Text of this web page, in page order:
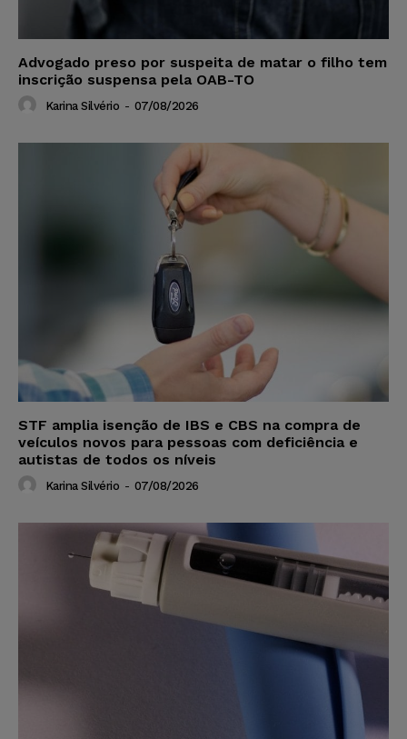
Advogado preso por suspeita de matar o filho tem
inscrição suspensa pela OAB-TO
Karina Silvério - 07/08/2026
STF amplia isenção de IBS e CBS na compra de
veículos novos para pessoas com deficiência e
autistas de todos os níveis
Karina Silvério - 07/08/2026